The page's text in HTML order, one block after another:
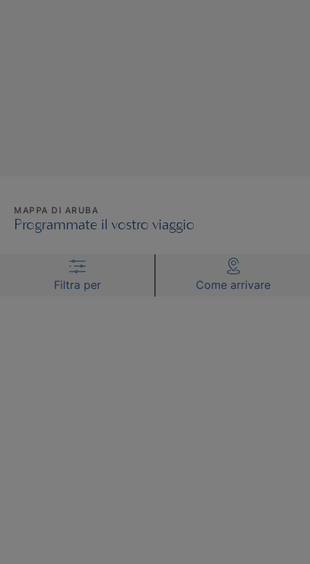
MAPPA DI ARUBA
Programmate il vostro viaggio
Filtra per Come arrivare